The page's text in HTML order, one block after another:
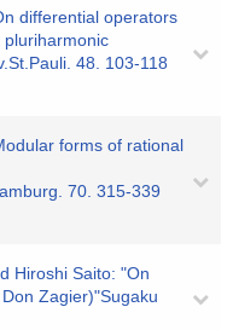
differential operators
48. 103-118
forms of rational
70. 315-339
Hiroshi Saito: "On
Zagier)"Sugaku